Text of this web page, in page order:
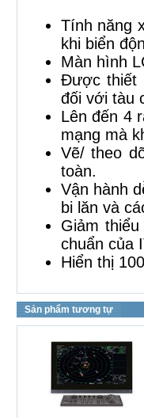
Tính năng
khi biển
Màn hình
Được thiết
đối với tàu
Lên đến 4
mạng mà
Vẽ/ theo
toàn.
Vận hành
bi lăn và
Giảm
chuẩn của
Hiển thị
Sản phẩm tương tự